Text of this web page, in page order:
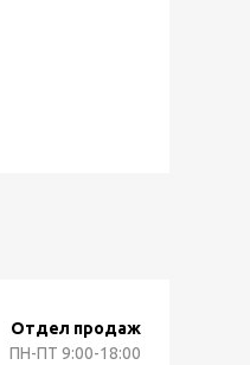
Отдел продаж
ПН-ПТ 9:00-18:00